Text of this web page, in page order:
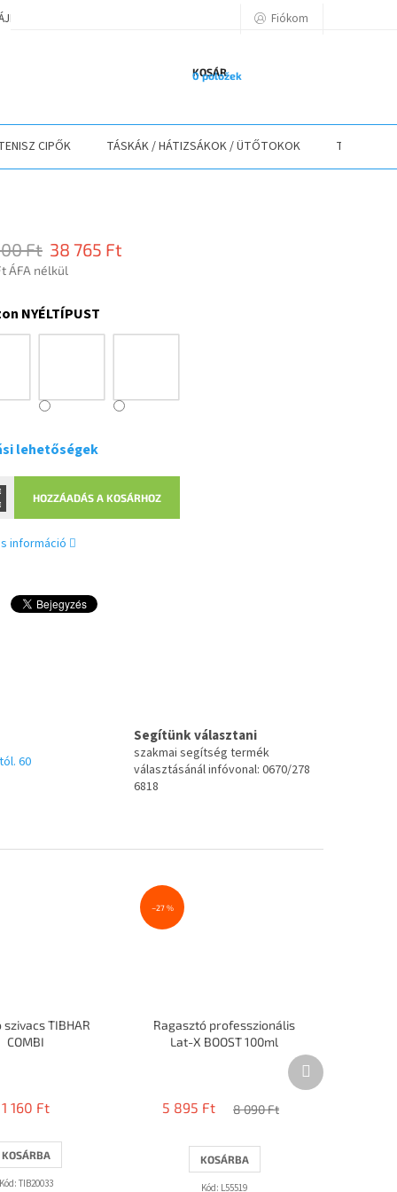
ELÉRHETŐSÉGEK
Fiókom
KOSÁR
0 položek
CIPŐK TÁSKÁK / HÁTIZSÁKOK / ÜTŐTOKOK TEXTIL
Ft 38 765 Ft
ÁFA nélkül
NYÉLTÍPUST
lehetőségek
HOZZÁADÁS A KOSÁRHOZ
információ
60
Segítünk választani
szakmai segítség termék
választásánál infóvonal: 0670/278
6818
TIBHAR
COMBI
1 160 Ft
KOSÁRBA
TIB20033
–27 %
Ragasztó professzionális
Lat-X BOOST 100ml
értékelése
ből
3,5
csillag.
5 895 Ft 8 090 Ft
KOSÁRBA
Kód: L55519
Következő
termék